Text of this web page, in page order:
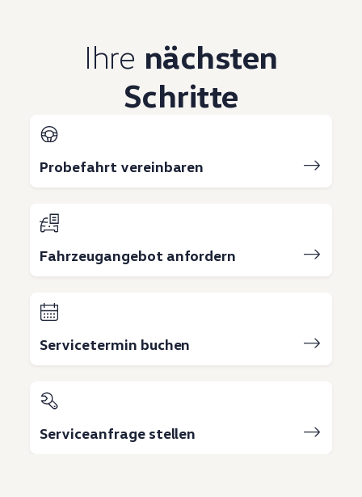
Ihre nächsten
Schritte
Probefahrt vereinbaren
Fahrzeugangebot anfordern
Servicetermin buchen
Serviceanfrage stellen